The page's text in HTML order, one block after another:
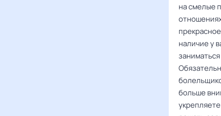
на смелые
наличие у
больше